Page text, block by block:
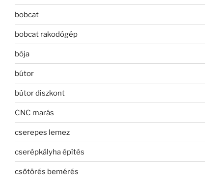
bobcat
bobcat rakodógép
bója
bútor
bútor diszkont
CNC marás
cserepes lemez
cserépkályha építés
csőtörés bemérés